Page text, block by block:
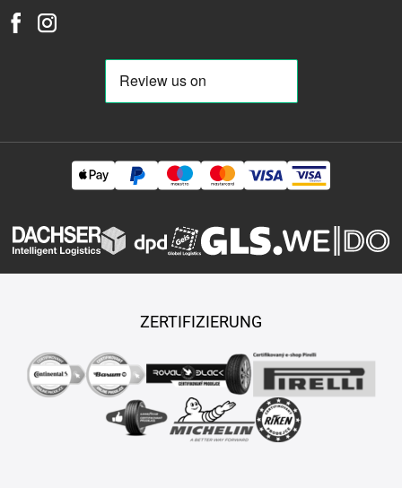
ZERTIFIZIERUNG